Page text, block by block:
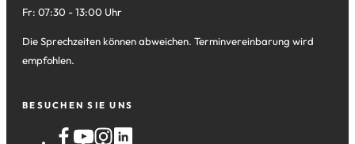
Fr: 07:30 - 13:00 Uhr
Die Sprechzeiten können abweichen. Terminvereinbarung wird
empfohlen.
BESUCHEN SIE UNS